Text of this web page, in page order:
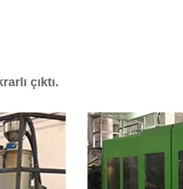
çıktı.